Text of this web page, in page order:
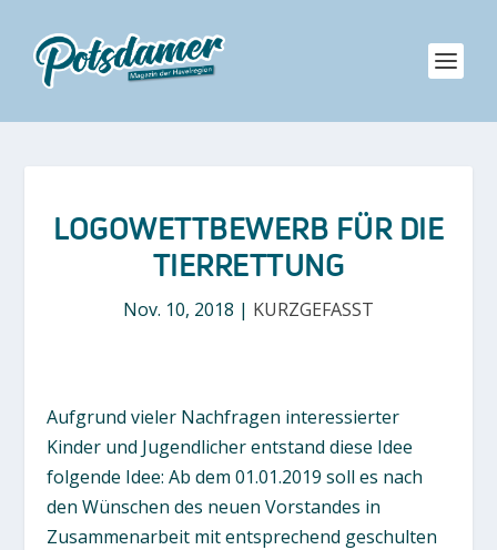
LOGOWETTBEWERB FÜR DIE
TIERRETTUNG
Nov. 10, 2018 | KURZGEFASST
Aufgrund vieler Nachfragen interessierter
Kinder und Jugendlicher entstand diese Idee
folgende Idee: Ab dem 01.01.2019 soll es nach
den Wünschen des neuen Vorstandes in
Zusammenarbeit mit entsprechend geschulten